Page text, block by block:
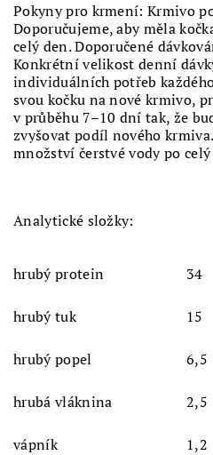
Pokyny pro krmení: Krmivo
Doporučujeme, aby měla
celý den. Doporučené
Konkrétní velikost denní
individuálních potřeb
svou kočku na nové krmivo,
v průběhu 7–10 dní tak, že
zvyšovat podíl nového krmiva.
množství čerstvé vody po
Analytické složky:
hrubý protein 34
hrubý tuk 15
hrubý popel 6,5
hrubá vláknina 2,5
vápník 1,2